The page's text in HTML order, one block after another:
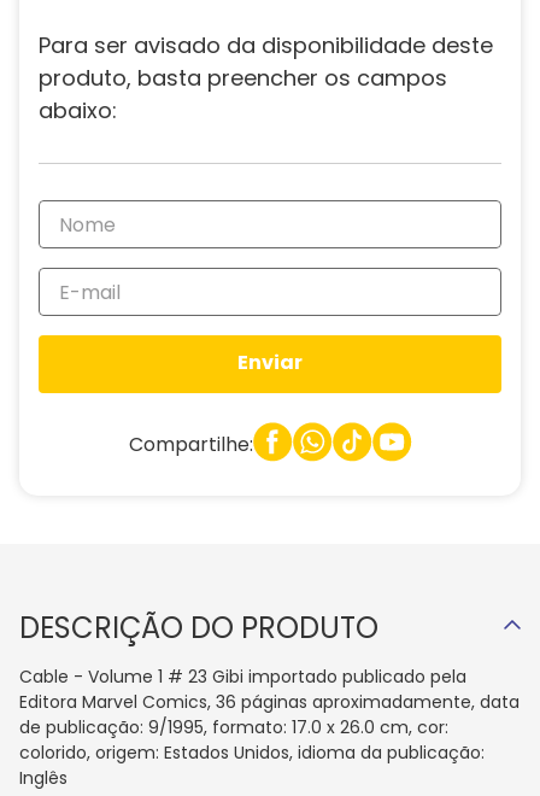
Para ser avisado da disponibilidade deste
produto, basta preencher os campos
abaixo:
Enviar
Compartilhe:
DESCRIÇÃO DO PRODUTO
Cable - Volume 1 # 23 Gibi importado publicado pela
Editora Marvel Comics, 36 páginas aproximadamente, data
de publicação: 9/1995, formato: 17.0 x 26.0 cm, cor:
colorido, origem: Estados Unidos, idioma da publicação:
Inglês